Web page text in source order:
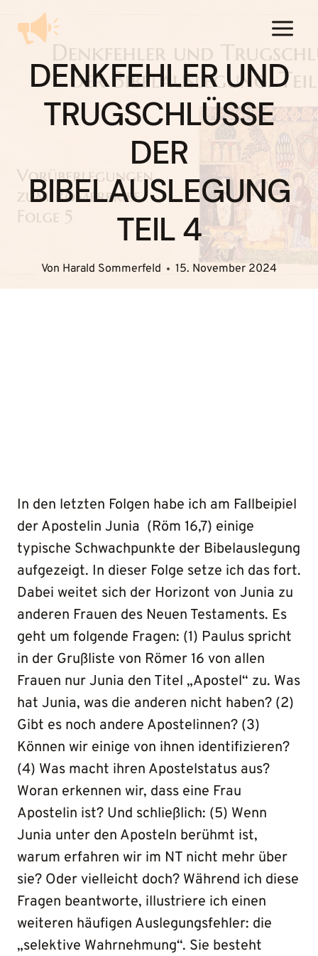
Inhalt
DENKFEHLER UND
TRUGSCHLÜSSE
DER
BIBELAUSLEGUNG
TEIL 4
Von Harald Sommerfeld 15. November 2024
In den letzten Folgen habe ich am Fallbeipiel
der Apostelin Junia (Röm 16,7) einige
typische Schwachpunkte der Bibelauslegung
aufgezeigt. In dieser Folge setze ich das fort.
Dabei weitet sich der Horizont von Junia zu
anderen Frauen des Neuen Testaments. Es
geht um folgende Fragen: (1) Paulus spricht
in der Grußliste von Römer 16 von allen
Frauen nur Junia den Titel „Apostel“ zu. Was
hat Junia, was die anderen nicht haben? (2)
Gibt es noch andere Apostelinnen? (3)
Können wir einige von ihnen identifizieren?
(4) Was macht ihren Apostelstatus aus?
Woran erkennen wir, dass eine Frau
Apostelin ist? Und schließlich: (5) Wenn
Junia unter den Aposteln berühmt ist,
warum erfahren wir im NT nicht mehr über
sie? Oder vielleicht doch? Während ich diese
Fragen beantworte, illustriere ich einen
weiteren häufigen Auslegungsfehler: die
„selektive Wahrnehmung“. Sie besteht